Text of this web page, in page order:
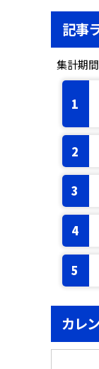
記事
集計期
カレ